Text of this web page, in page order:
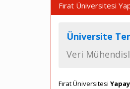
Fırat Üniversitesi
Üniversite
Veri
Fırat Üniversitesi